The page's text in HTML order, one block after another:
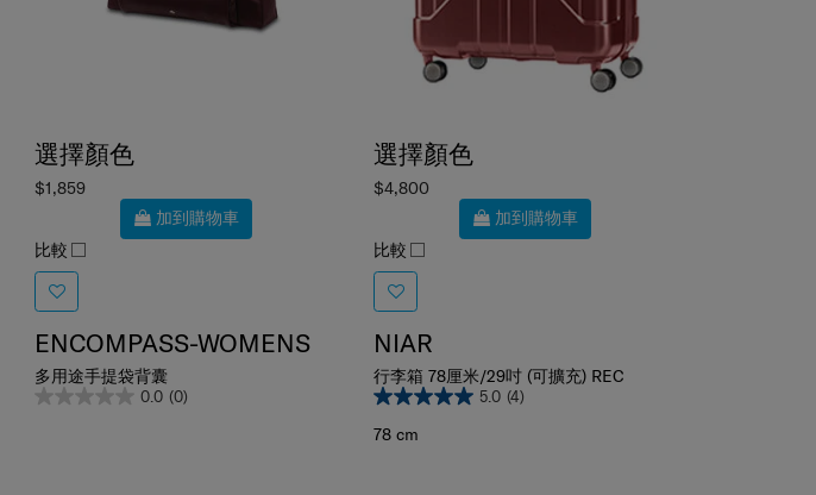
選擇顏色
$1,859
加到購物車
比較
ENCOMPASS-WOMENS
多用途手提袋背囊
0.0 (0)
選擇顏色
$4,800
加到購物車
比較
NIAR
行李箱 78厘米/29吋 (可擴充) REC
5.0 (4)
78 cm